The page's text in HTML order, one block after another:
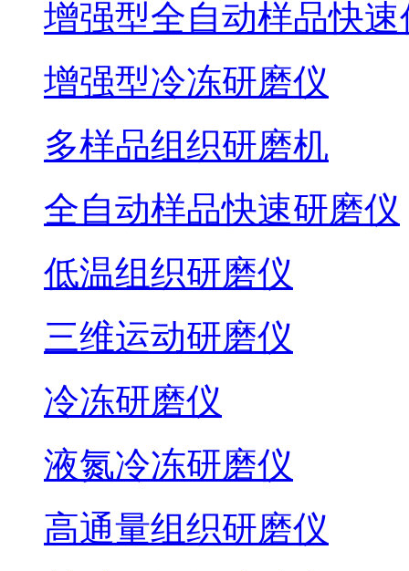
增强型全自动样品快速
增强型冷冻研磨仪
多样品组织研磨机
全自动样品快速研磨仪
低温组织研磨仪
三维运动研磨仪
冷冻研磨仪
液氮冷冻研磨仪
高通量组织研磨仪